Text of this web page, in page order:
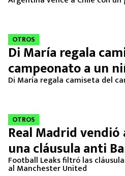
OTROS
Di María regala
campeonato a un
Di María regala camiseta del
OTROS
Real Madrid vendió
una cláusula anti
Football Leaks filtró las
al Manchester United